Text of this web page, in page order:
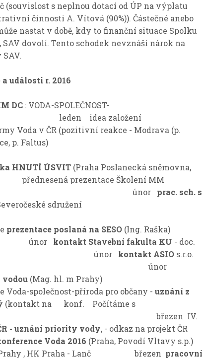
(souvislost s neplnou dotací od ÚP na výplatu
činnosti A. Vítová (90%)). Částečné anebo
nastat v době, kdy to finanční situace Spolku
SAV dovolí. Tento schodek nevznáší nárok na
události r. 2016
DC : VODA-SPOLEČNOST-
idea založení
Voda v ČR (pozitivní reakce - Modrava (p.
p. Faltus)
HNUTÍ ÚSVIT (Praha Poslanecká sněmovna,
přednesená prezentace Školení MM
únor prac. sch. s
sdružení
prezentace poslaná na SESO (Ing. Raška)
kontakt Stavební fakulta KU - doc.
únor kontakt ASIO s.r.o.
únor
vodou (Mag. hl. m Prahy)
Voda-společnost-příroda pro občany - uznání z
(kontakt na konf. Počítáme s
březen IV.
- uznání priority vody, - odkaz na projekt ČR
Voda 2016 (Praha, Povodí Vltavy s.p.)
Prahy , HK Praha - Lanč březen pracovní